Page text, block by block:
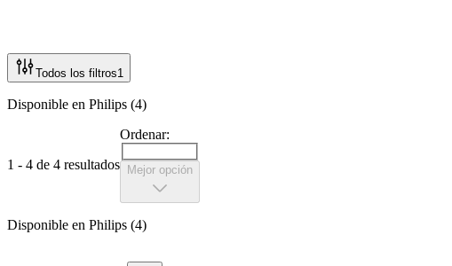
Todos los filtros1
Disponible en Philips (4)
1 - 4 de 4 resultados
Ordenar:
Mejor opción
Disponible en Philips (4)